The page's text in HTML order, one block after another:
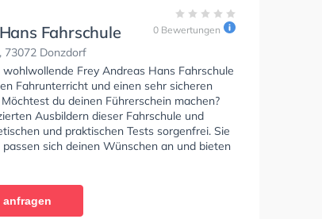
Fahrschule
73072 Donzdorf
0 Bewertungen
Frey Andreas Hans Fahrschule
Fahrunterricht und einen sehr sicheren
du deinen Führerschein machen?
Ausbildern dieser Fahrschule und
und praktischen Tests sorgenfrei. Sie
sich deinen Wünschen an und bieten
anfragen